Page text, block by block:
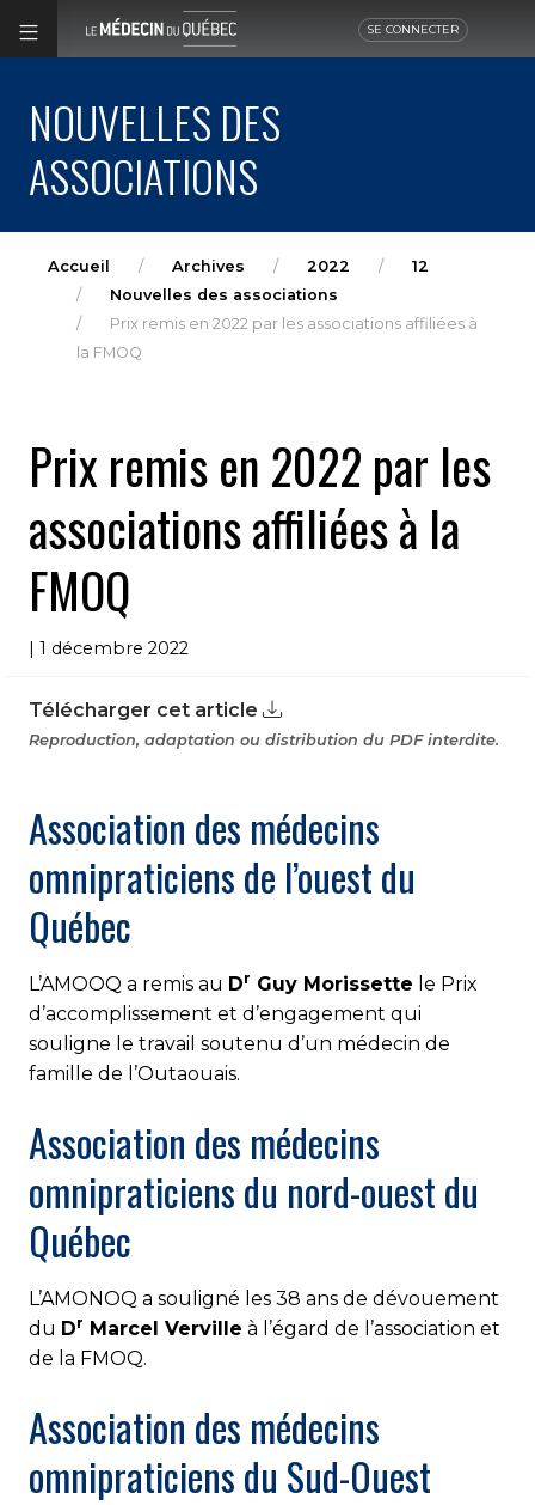
SE CONNECTER
NOUVELLES DES
ASSOCIATIONS
Accueil Archives 2022
12
Nouvelles des associations
Prix remis en 2022 par les associations affiliées à
la FMOQ
Prix remis en 2022 par les
associations affiliées à la
FMOQ
| 1 décembre 2022
Télécharger cet article
Reproduction, adaptation ou distribution du PDF interdite.
Association des médecins
omnipraticiens de l’ouest du
Québec
L’AMOOQ a remis au Dr Guy Morissette le Prix
d’accomplissement et d’engagement qui
souligne le travail soutenu d’un médecin de
famille de l’Outaouais.
Association des médecins
omnipraticiens du nord-ouest du
Québec
L’AMONOQ a souligné les 38 ans de dévouement
du Dr Marcel Verville à l’égard de l’association et
de la FMOQ.
Association des médecins
omnipraticiens du Sud-Ouest